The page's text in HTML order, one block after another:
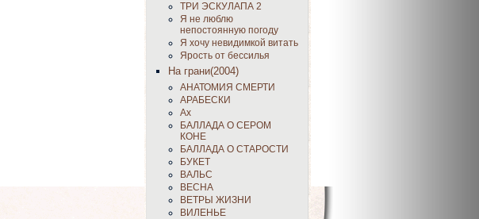
ТРИ ЭСКУЛАПА 2
Я не люблю
непостоянную погоду
Я хочу невидимкой витать
Ярость от бессилья
На грани(2004)
АНАТОМИЯ СМЕРТИ
АРАБЕСКИ
Ах
БАЛЛАДА О СЕРОМ
КОНЕ
БАЛЛАДА О СТАРОСТИ
БУКЕТ
ВАЛЬС
ВЕСНА
ВЕТРЫ ЖИЗНИ
ВИЛЕНЬЕ